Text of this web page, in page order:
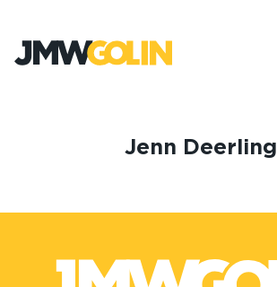
innehåll
Jenn Deerling